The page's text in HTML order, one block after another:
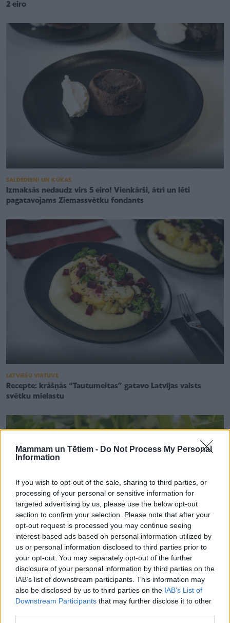
Mammam un Tētiem - Do Not Process My Personal
Information
If you wish to opt-out of the sale, sharing to third parties, or
processing of your personal or sensitive information for
targeted advertising by us, please use the below opt-out
section to confirm your selection. Please note that after your
opt-out request is processed you may continue seeing
interest-based ads based on personal information utilized by
us or personal information disclosed to third parties prior to
your opt-out. You may separately opt-out of the further
disclosure of your personal information by third parties on the
IAB’s list of downstream participants. This information may
also be disclosed by us to third parties on the IAB’s List of
Downstream Participants that may further disclose it to other
2 eiro
SALDĒDIENI UN KŪKAS
Izmaksās nedaudz virs 5 eiro! Vienkārši, ātri un lēti
pagatavojams Ziemassvētku fondants
LATVIEŠU VIRTUVE
Recepte: krāšņās “Tautumeitas” gatavo Latvijas valsts
svētku mielastu
UZTURA MĀCĪBA, DIĒTAS
Kā pareizi uzglabāt ķirbi un ko darīt, ja ēdienam vajag tikai
mazumiņu?